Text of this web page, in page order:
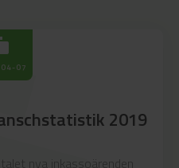
07
2019
nya inkassoärenden